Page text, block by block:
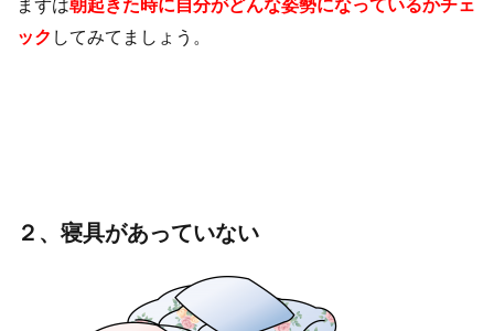
まずは朝起きた時に自分がどんな姿勢になっているかチェ
ック してみてましょう。
２、寝具があっていない